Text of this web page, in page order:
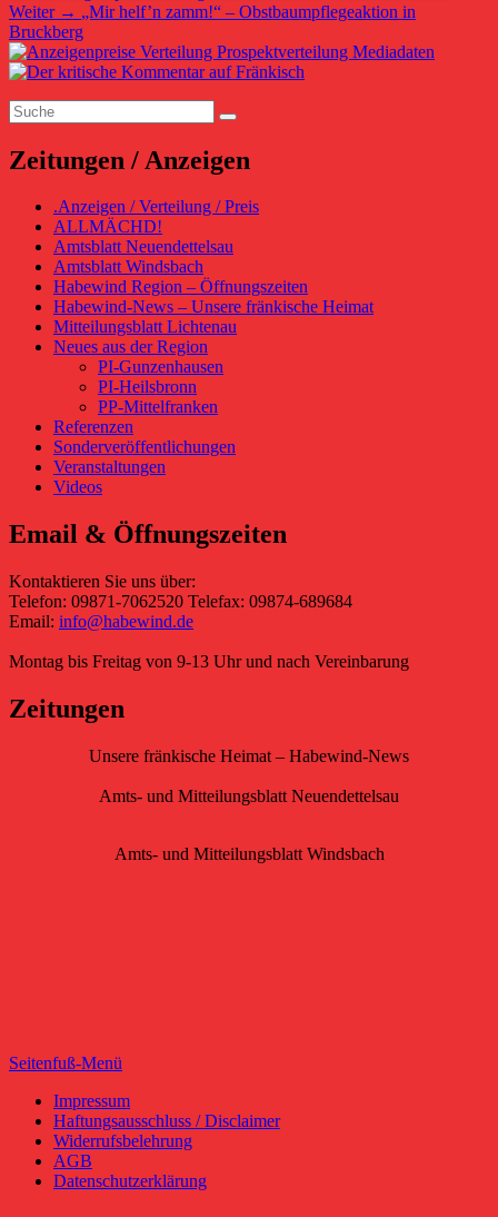
Beitrag:
Weiter →
Nächster
Beitrag:
„Mir helf’n zamm!“ – Obstbaumpflegeaktion in
Bruckberg
Primärer
Seitenleisten-
Widgetbereich
Suchen
nach:
Suchen
Zeitungen / Anzeigen
.Anzeigen / Verteilung / Preis
ALLMÄCHD!
Amtsblatt Neuendettelsau
Amtsblatt Windsbach
Habewind Region – Öffnungszeiten
Habewind-News – Unsere fränkische Heimat
Mitteilungsblatt Lichtenau
Neues aus der Region
PI-Gunzenhausen
PI-Heilsbronn
PP-Mittelfranken
Referenzen
Sonderveröffentlichungen
Veranstaltungen
Videos
Email & Öffnungszeiten
Kontaktieren Sie uns über:
Telefon: 09871-7062520 Telefax: 09874-689684
Email: info@habewind.de
Montag bis Freitag von 9-13 Uhr und nach Vereinbarung
Zeitungen
Unsere fränkische Heimat – Habewind-News
Amts- und Mitteilungsblatt Neuendettelsau
Amts- und Mitteilungsblatt Windsbach
Seitenfuß-Menü
Seitenfuß-
Menü
Impressum
Haftungsausschluss / Disclaimer
Widerrufsbelehrung
AGB
Datenschutzerklärung